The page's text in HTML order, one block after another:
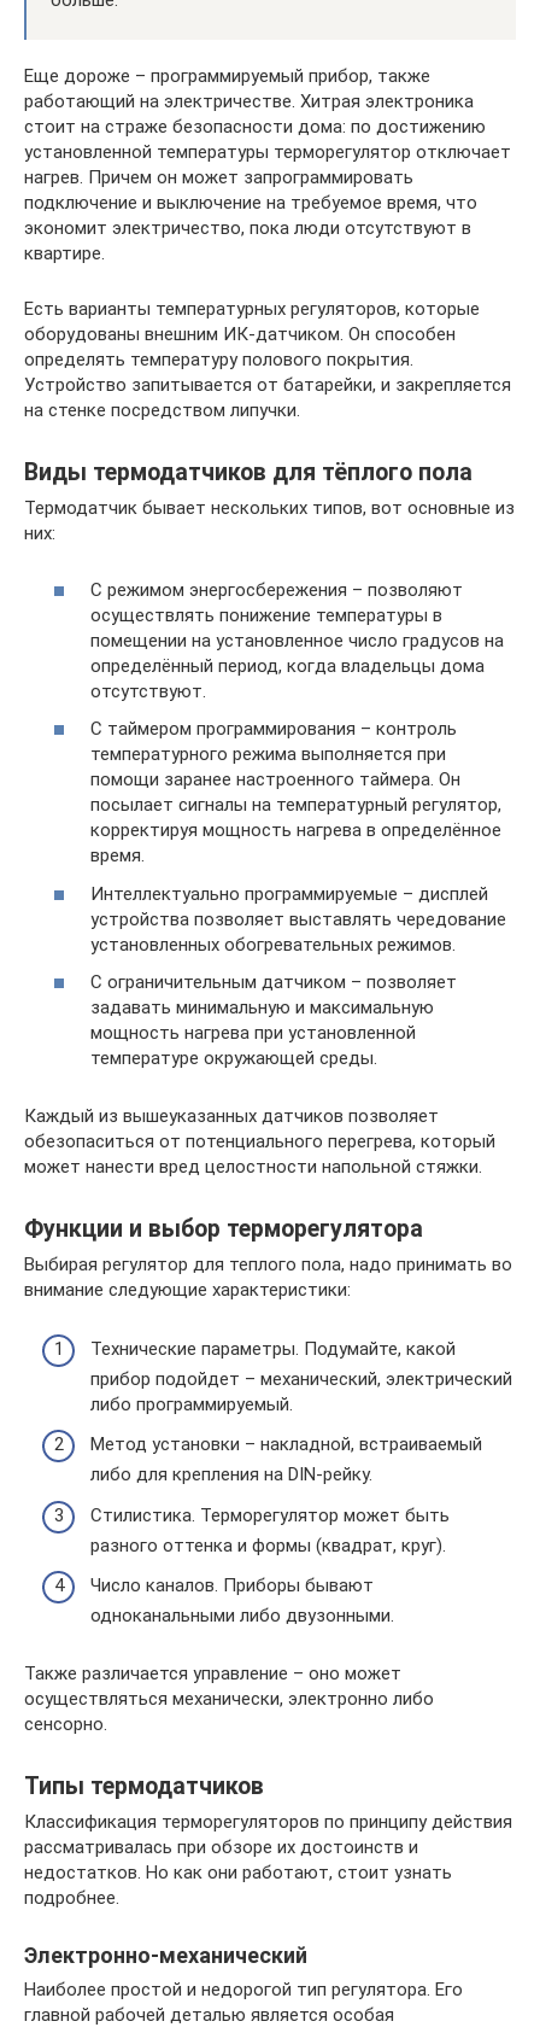
Еще дороже – программируемый прибор, также
работающий на электричестве. Хитрая электроника
стоит на страже безопасности дома: по достижению
установленной температуры терморегулятор отключает
нагрев. Причем он может запрограммировать
подключение и выключение на требуемое время, что
экономит электричество, пока люди отсутствуют в
квартире.
Есть варианты температурных регуляторов, которые
оборудованы внешним ИК-датчиком. Он способен
определять температуру полового покрытия.
Устройство запитывается от батарейки, и закрепляется
на стенке посредством липучки.
Виды термодатчиков для тёплого пола
Термодатчик бывает нескольких типов, вот основные из
них:
С режимом энергосбережения – позволяют
осуществлять понижение температуры в
помещении на установленное число градусов на
определённый период, когда владельцы дома
отсутствуют.
С таймером программирования – контроль
температурного режима выполняется при
помощи заранее настроенного таймера. Он
посылает сигналы на температурный регулятор,
корректируя мощность нагрева в определённое
время.
Интеллектуально программируемые – дисплей
устройства позволяет выставлять чередование
установленных обогревательных режимов.
С ограничительным датчиком – позволяет
задавать минимальную и максимальную
мощность нагрева при установленной
температуре окружающей среды.
Каждый из вышеуказанных датчиков позволяет
обезопаситься от потенциального перегрева, который
может нанести вред целостности напольной стяжки.
Функции и выбор терморегулятора
Выбирая регулятор для теплого пола, надо принимать во
внимание следующие характеристики:
Технические параметры. Подумайте, какой
прибор подойдет – механический, электрический
либо программируемый.
Метод установки – накладной, встраиваемый
либо для крепления на DIN-рейку.
Стилистика. Терморегулятор может быть
разного оттенка и формы (квадрат, круг).
Число каналов. Приборы бывают
одноканальными либо двузонными.
Также различается управление – оно может
осуществляться механически, электронно либо
сенсорно.
Типы термодатчиков
Классификация терморегуляторов по принципу действия
рассматривалась при обзоре их достоинств и
недостатков. Но как они работают, стоит узнать
подробнее.
Электронно-механический
Наиболее простой и недорогой тип регулятора. Его
главной рабочей деталью является особая